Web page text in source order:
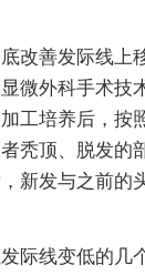
改善发际线上
微外科手术技
工培养后，按
秃顶、脱发的
新发与之前的
际线变低的几